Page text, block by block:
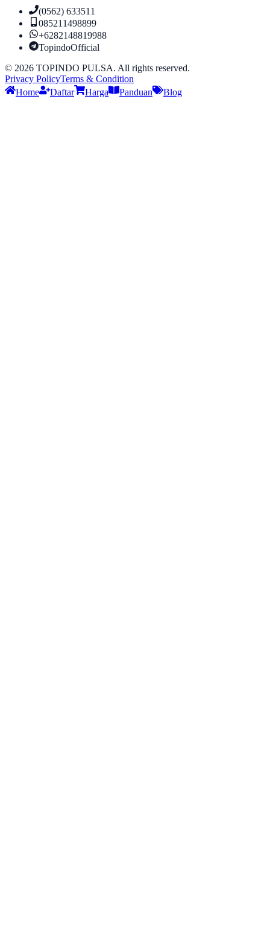
(0562) 633511
085211498899
+6282148819988
TopindoOfficial
© 2026 TOPINDO PULSA. All rights reserved.
Privacy PolicyTerms & Condition
Home
Daftar Harga Panduan Blog